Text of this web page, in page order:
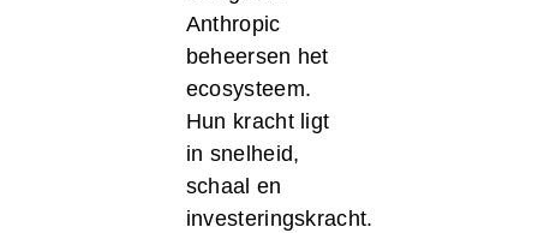
Anthropic
beheersen het
ecosysteem.
Hun kracht ligt
in snelheid,
schaal en
investeringskracht.